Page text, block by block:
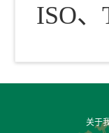
ISO
关于